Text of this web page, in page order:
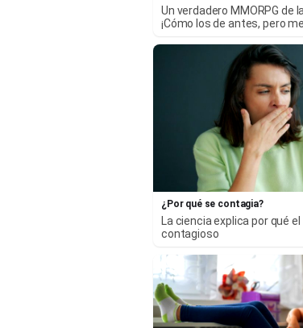
Un verdadero MMORPG de
¡Cómo los de antes, pero
¿Por qué se contagia?
La ciencia explica por qué
contagioso